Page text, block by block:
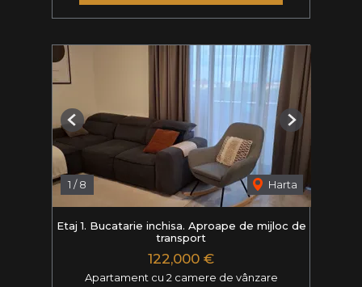
1 /8 Harta
Previous Next
Etaj 1. Bucatarie inchisa. Aproape de mijloc de
transport
122,000 €
Apartament cu 2 camere de vânzare